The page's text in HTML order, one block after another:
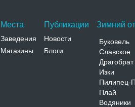
Места
Заведения
Магазины
Публикации
Новости
Блоги
Зимний
Буковель
Славское
Драгобрат
Изки
Пилипец-
Плай
Водяники